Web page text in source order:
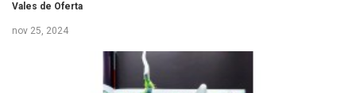
Vales de Oferta
nov 25, 2024